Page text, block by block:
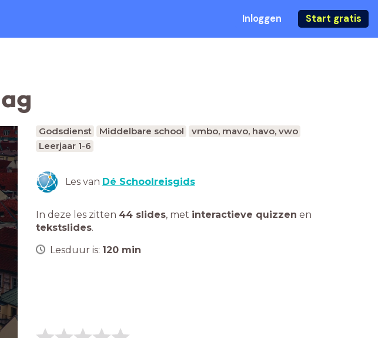
Inloggen Start gratis
Godsdienst Middelbare school
vmbo, mavo, havo, vwo
Leerjaar 1-6
Les van Dé Schoolreisgids
In deze les zitten 44 slides, met interactieve quizzen en
tekstslides.
Lesduur is: 120 min